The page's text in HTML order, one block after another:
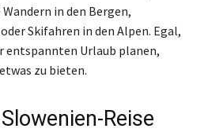
in den Bergen,
Skifahren in den Alpen. Egal,
entspannten Urlaub planen,
zu bieten.
Reise